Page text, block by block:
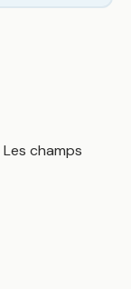
Les champs